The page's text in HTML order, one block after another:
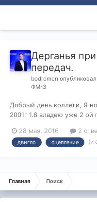
Дерганья
передач.
bodromen
ФМ-3
Добрый день коллеги, Я
2001г 1.8 владею уже 2 ой
опираясь на этот
столкнулся я вот с
28 мая, 2016 2
двигло сцепление (и
Главная Поиск